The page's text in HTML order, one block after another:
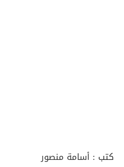
كتب : أسامة منصور